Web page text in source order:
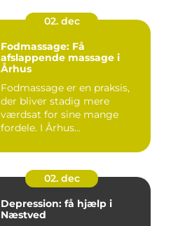
02. dec
Fodmassage: Få
afslappende massage i
Århus
Fodmassage er en praksis,
der bliver stadig mere
værdsat for sine mange
fordele. I Århus...
02. dec
Depression: få hjælp i
Næstved